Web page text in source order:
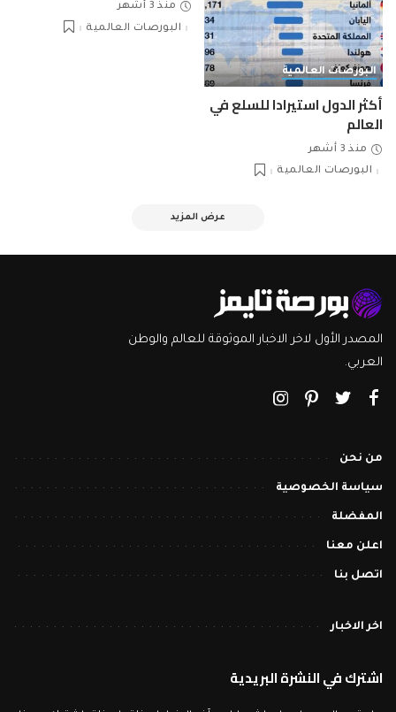
البورصات العالمية
أكثر الدول استيرادا للسلع في
العالم
منذ 3 أشهر
البورصات العالمية
منذ 3 أشهر
البورصات العالمية
عرض المزيد
المصدر الأول لاخر الاخبار الموثوقة للعالم والوطن
العربي.
من نحن
سياسة الخصوصية
المفضلة
اعلن معنا
اتصل بنا
اخر الاخبار
اشترك في النشرة البريدية